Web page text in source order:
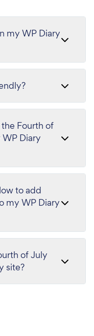
my WP Diary
Fourth of
Diary
to add
my WP Diary
of July
site?